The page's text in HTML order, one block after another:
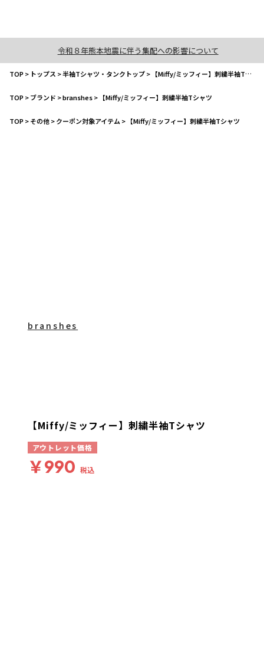
令和８年熊本地震に伴う集配への影響について
TOP> トップス >半袖Tシャツ・タンクトップ> 【Miffy/ミッフィー】刺繍半袖Tシャツ
TOP>ブランド >branshes> 【Miffy/ミッフィー】刺繍半袖Tシャツ
TOP>その他>クーポン対象アイテム > 【Miffy/ミッフィー】刺繍半袖Tシャツ
branshes
【Miffy/ミッフィー】刺繍半袖Tシャツ
アウトレット価格
￥990 税込